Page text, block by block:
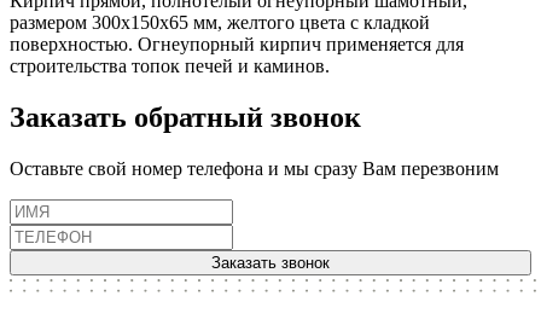
размером 300х150х65 мм, желтого цвета с кладкой
поверхностью. Огнеупорный кирпич применяется для
строительства топок печей и каминов.
Заказать обратный звонок
Оставьте свой номер телефона и мы сразу Вам перезвоним
Заказать звонок